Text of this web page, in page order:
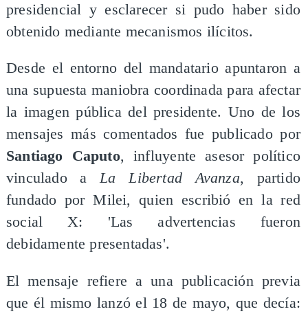
presidencial y esclarecer si pudo haber sido
obtenido mediante mecanismos ilícitos.
Desde el entorno del mandatario apuntaron a
una supuesta maniobra coordinada para afectar
la imagen pública del presidente. Uno de los
mensajes más comentados fue publicado por
Santiago Caputo, influyente asesor político
vinculado aLa Libertad Avanza, partido
fundado por Milei, quien escribió en la red
social X: 'Las advertencias fueron
debidamente presentadas'.
El mensaje refiere a una publicación previa
que él mismo lanzó el 18 de mayo, que decía: